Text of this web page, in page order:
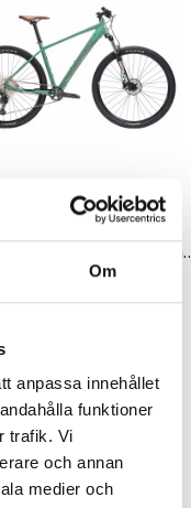
Om
anpassa innehållet
funktioner
trafik. Vi
och annan
medier och
Crescent Modig
6 995,00 kr
12 995,00 kr